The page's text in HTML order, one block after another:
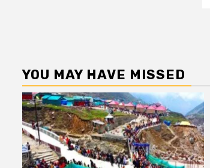
YOU MAY HAVE MISSED